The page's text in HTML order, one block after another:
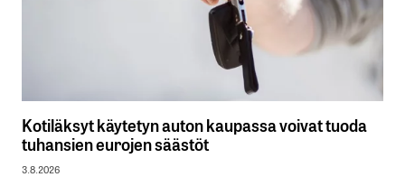
Kotiläksyt käytetyn auton kaupassa voivat tuoda
tuhansien eurojen säästöt
3.8.2026